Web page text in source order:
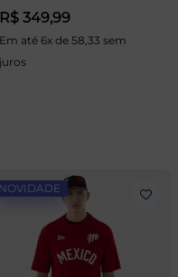
R$ 349,99
Em até 6x de 58,33 sem
juros
NOVIDADE